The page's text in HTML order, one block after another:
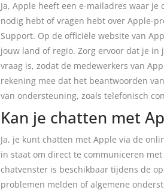
Ja, Apple heeft een e-mailadres waar
nodig hebt of vragen hebt over Apple-
Support. Op de officiële website van
jouw land of regio. Zorg ervoor dat je
vraag is, zodat de medewerkers van
rekening mee dat het beantwoorden
van ondersteuning, zoals telefonisch
Kan je chatten met
Ja, je kunt chatten met Apple via de
in staat om direct te communiceren
chatvenster is beschikbaar tijdens de
problemen melden of algemene